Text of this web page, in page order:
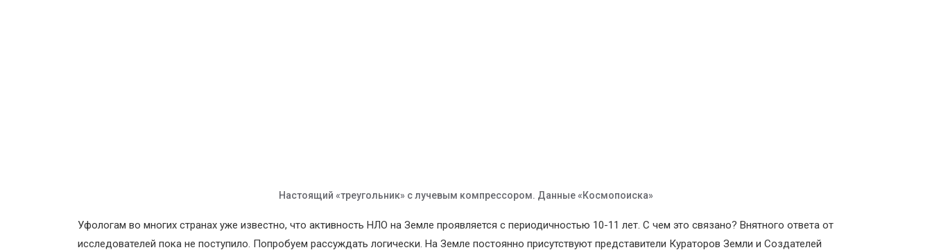
Настоящий «треугольник» с лучевым компрессором. Данные «Космопоиска»
Уфологам во многих странах уже известно, что активность НЛО на Земле проявляется с периодичностью 10-11 лет. С чем это связано? Внятного ответа от
исследователей пока не поступило. Попробуем рассуждать логически. На Земле постоянно присутствуют представители Кураторов Земли и Создателей